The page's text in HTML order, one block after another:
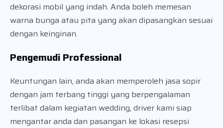
dekorasi mobil yang indah. Anda boleh memesan
warna bunga atau pita yang akan dipasangkan sesuai
dengan keinginan.
Pengemudi Professional
Keuntungan lain, anda akan memperoleh jasa sopir
dengan jam terbang tinggi yang berpengalaman
terlibat dalam kegiatan wedding, driver kami siap
mengantar anda dan pasangan ke lokasi resepsi